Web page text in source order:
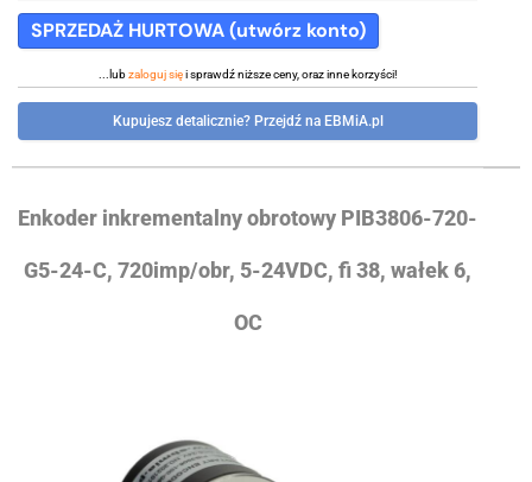
SPRZEDAŻ HURTOWA (utwórz konto)
...lubzaloguj sięi sprawdź niższe ceny, oraz inne korzyści!
Kupujesz detalicznie? Przejdź na EBMiA.pl
Enkoder inkrementalny obrotowy PIB3806-720-
G5-24-C, 720imp/obr, 5-24VDC, fi 38, wałek 6,
OC